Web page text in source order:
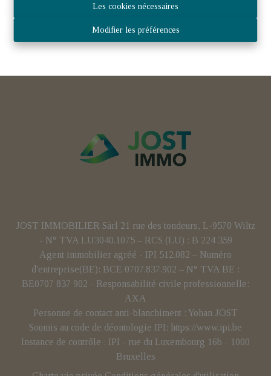
Les cookies nécessaires
Modifier les préférences
JOST IMMOBILIER Sàrl 21 rue des tondeurs, L-9570 Wiltz
- N° TVA LU3040.1075 – RCS (LU) : B 224 359
Agent immobilier agréé - IPI 512.082 – Numéro
d'entreprise(BE): BCE 0707.837.902 – N° TVA BE :
BE0707 837 902 - Responsabilité civile professionnelle:
AXA
Personne de contact anti-blanchiment : Yohan JOST
Soumis au code de déontologie IPI: https://www.ipi.be
Instance de contrôle : IPI - rue du Luxembourg 16b - 1000
Bruxelles